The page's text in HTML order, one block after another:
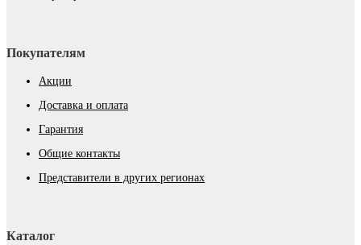
Покупателям
Акции
Доставка и оплата
Гарантия
Общие контакты
Представители в других регионах
Каталог